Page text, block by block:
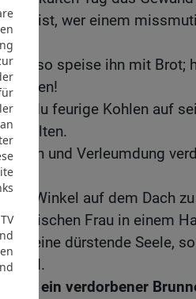
so ist, wer einem
so speise ihn mit Brot;
trinken!
du feurige Kohlen auf
und Verleumdung
Winkel auf dem Dach
Frau in einem
für eine dürstende Seele,
Land.
und ein verdorbener